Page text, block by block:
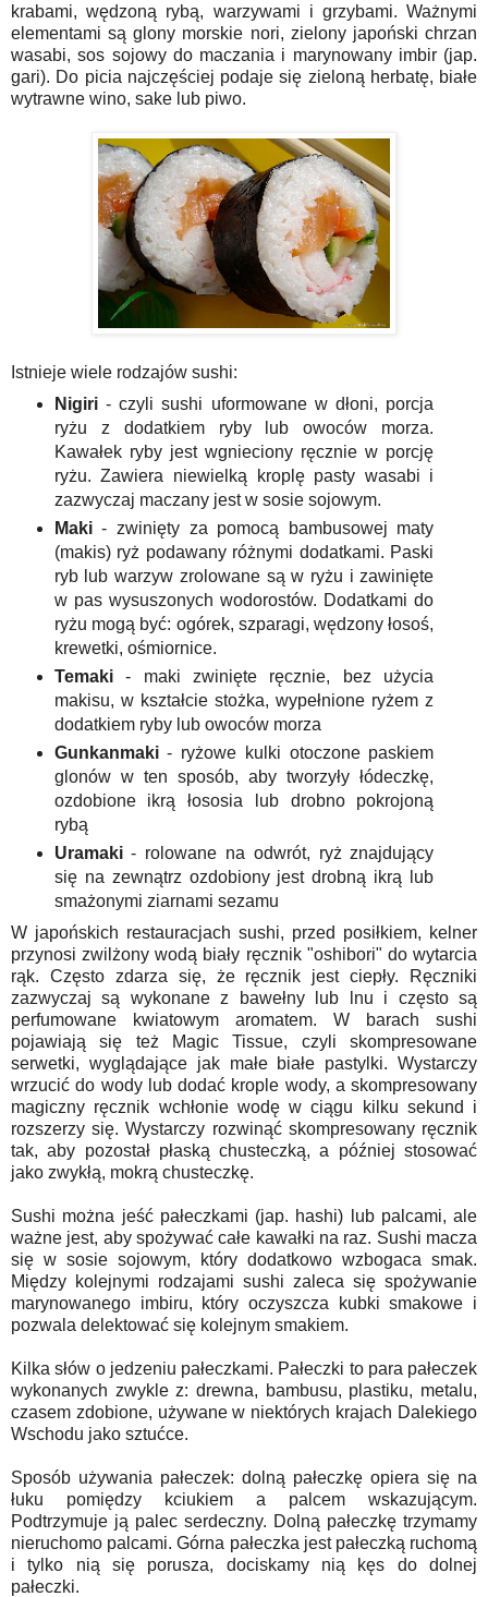
krabami, wędzoną rybą, warzywami i grzybami. Ważnymi
elementami są glony morskie nori, zielony japoński chrzan
wasabi, sos sojowy do maczania i marynowany imbir (jap.
gari). Do picia najczęściej podaje się zieloną herbatę, białe
wytrawne wino, sake lub piwo.
Istnieje wiele rodzajów sushi:
Nigiri - czyli sushi uformowane w dłoni, porcja
ryżu z dodatkiem ryby lub owoców morza.
Kawałek ryby jest wgnieciony ręcznie w porcję
ryżu. Zawiera niewielką kroplę pasty wasabi i
zazwyczaj maczany jest w sosie sojowym.
Maki- zwinięty za pomocą bambusowej maty
(makis) ryż podawany różnymi dodatkami. Paski
ryb lub warzyw zrolowane są w ryżu i zawinięte
w pas wysuszonych wodorostów. Dodatkami do
ryżu mogą być: ogórek, szparagi, wędzony łosoś,
krewetki, ośmiornice.
Temaki- maki zwinięte ręcznie, bez użycia
makisu, w kształcie stożka, wypełnione ryżem z
dodatkiem ryby lub owoców morza
Gunkanmaki- ryżowe kulki otoczone paskiem
glonów w ten sposób, aby tworzyły łódeczkę,
ozdobione ikrą łososia lub drobno pokrojoną
rybą
Uramaki- rolowane na odwrót, ryż znajdujący
się na zewnątrz ozdobiony jest drobną ikrą lub
smażonymi ziarnami sezamu
W japońskich restauracjach sushi, przed posiłkiem, kelner
przynosi zwilżony wodą biały ręcznik "oshibori" do wytarcia
rąk. Często zdarza się, że ręcznik jest ciepły. Ręczniki
zazwyczaj są wykonane z bawełny lub lnu i często są
perfumowane kwiatowym aromatem. W barach sushi
pojawiają się też Magic Tissue, czyli skompresowane
serwetki, wyglądające jak małe białe pastylki. Wystarczy
wrzucić do wody lub dodać krople wody, a skompresowany
magiczny ręcznik wchłonie wodę w ciągu kilku sekund i
rozszerzy się. Wystarczy rozwinąć skompresowany ręcznik
tak, aby pozostał płaską chusteczką, a później stosować
jako zwykłą, mokrą chusteczkę.
Sushi można jeść pałeczkami (jap. hashi) lub palcami, ale
ważne jest, aby spożywać całe kawałki na raz. Sushi macza
się w sosie sojowym, który dodatkowo wzbogaca smak.
Między kolejnymi rodzajami sushi zaleca się spożywanie
marynowanego imbiru, który oczyszcza kubki smakowe i
pozwala delektować się kolejnym smakiem.
Kilka słów o jedzeniu pałeczkami. Pałeczki to para pałeczek
wykonanych zwykle z: drewna, bambusu, plastiku, metalu,
czasem zdobione, używane w niektórych krajach Dalekiego
Wschodu jako sztućce.
Sposób używania pałeczek: dolną pałeczkę opiera się na
łuku pomiędzy kciukiem a palcem wskazującym.
Podtrzymuje ją palec serdeczny. Dolną pałeczkę trzymamy
nieruchomo palcami. Górna pałeczka jest pałeczką ruchomą
i tylko nią się porusza, dociskamy nią kęs do dolnej
pałeczki.